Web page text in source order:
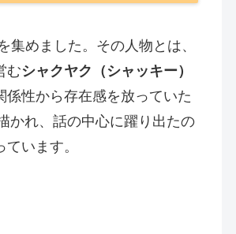
めました。その人物とは、
むシャクヤク（シャッキー）
性から存在感を放っていた
かれ、話の中心に躍り出たの
います。